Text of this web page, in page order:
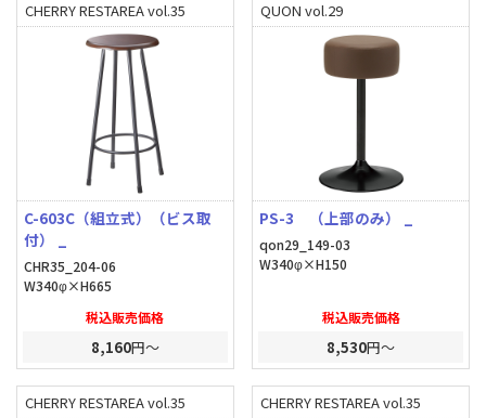
CHERRY RESTAREA vol.35
C-603C（組立式）（ビス取
付） _
CHR35_204-06
W340φ×H665
税込販売価格
8,160円～
QUON vol.29
PS-3 （上部のみ） _
qon29_149-03
W340φ×H150
税込販売価格
8,530円～
CHERRY RESTAREA vol.35 CHERRY RESTAREA vol.35